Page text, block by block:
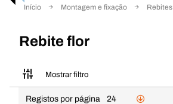
Início Montagem e fixação Rebites
Rebite flor
Mostrar filtro
Registos por página
24